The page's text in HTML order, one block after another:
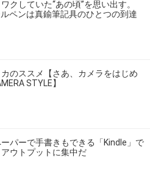
クしていた“あの頃”を思い出す。
ペンは真鍮筆記具のひとつの到達
のススメ【さあ、カメラをはじめ
STYLE】
パーで手書きもできる「Kindle」で
ウトプットに集中だ